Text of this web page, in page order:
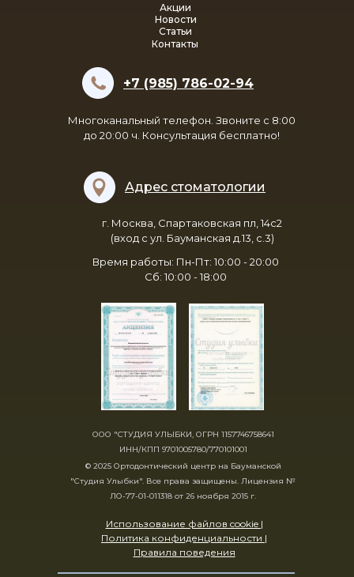
Многоканальный телефон. Звоните с 8:00
до 20:00 ч. Консультация бесплатно!
© 2025 Ортодонтический центр на Бауманской
"Студия Улыбки". Все права защищены. Лицензия №
ЛО-77-01-011318 от 26 ноября 2015 г.
Акции
ООО "СТУДИЯ УЛЫБКИ, ОГРН 1157746758641
ИНН/КПП 9701005780/770101001
Использование файлов cookie |
Политика конфиденциальности |
Правила поведения
г. Москва, Спартаковская пл, 14с2
(вход с ул. Бауманская д.13, с.3)
Адрес стоматологии
+7 (985) 786-02-94
Время работы: Пн-Пт: 10:00 - 20:00
Сб: 10:00 - 18:00
Контакты
Новости
Статьи